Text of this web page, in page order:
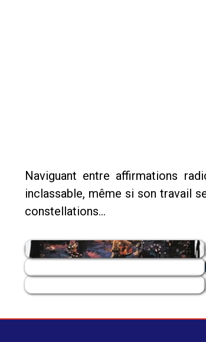
Naviguant entre affirmations
inclassable, même si son travail
constellations…